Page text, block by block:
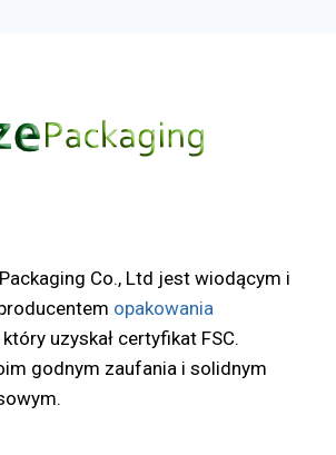
Co., Ltd jest wiodącym i
opakowania
który uzyskał certyfikat FSC.
godnym zaufania i solidnym